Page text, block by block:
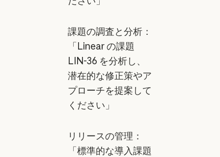
課題の調査と分析：
「Linear の課題
LIN-36 を分析し、
潜在的な修正策やア
プローチを提案して
ください」
リリースの管理：
「標準的な導入課題